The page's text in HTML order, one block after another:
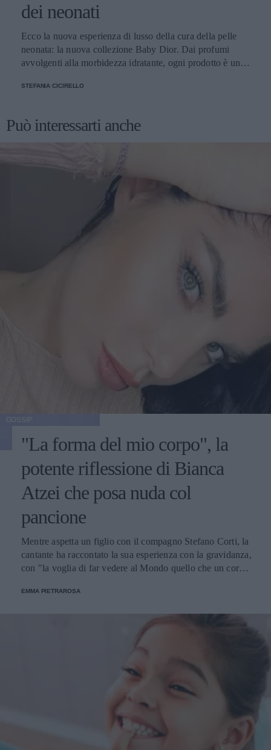
dei neonati
Ecco la nuova esperienza di lusso della cura della pelle
neonata: la nuova collezione Baby Dior. Dai profumi
avvolgenti alla morbidezza idratante, ogni prodotto è una
STEFANIA CICIRELLO
Può interessarti anche
"La forma del mio corpo", la
potente riflessione di Bianca
Atzei che posa nuda col
pancione
Mentre aspetta un figlio con il compagno Stefano Corti, la
cantante ha raccontato la sua esperienza con la gravidanza,
con "la voglia di far vedere al Mondo quello che un corpo
EMMA PIETRAROSA